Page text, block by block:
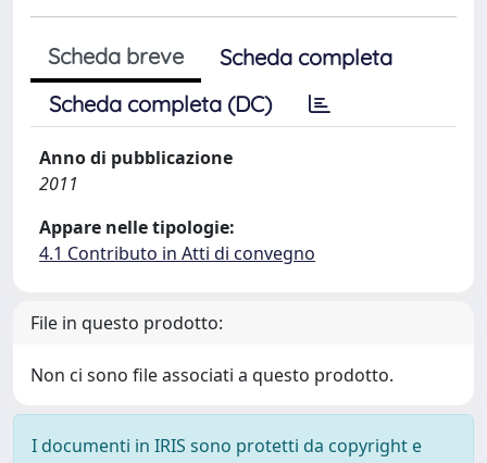
Scheda breve
Scheda completa
Scheda completa (DC)
Anno di pubblicazione
2011
Appare nelle tipologie:
4.1 Contributo in Atti di convegno
File in questo prodotto:
Non ci sono file associati a questo prodotto.
I documenti in IRIS sono protetti da copyright e